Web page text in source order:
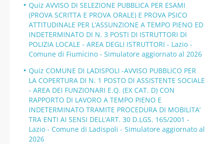
Quiz AVVISO DI SELEZIONE PUBBLICA PER ESAMI
(PROVA SCRITTA E PROVA ORALE) E PROVA PSICO
ATTITUDINALE PER L’ASSUNZIONE A TEMPO PIENO ED
INDETERMINATO DI N. 3 POSTI DI ISTRUTTORI DI
POLIZIA LOCALE - AREA DEGLI ISTRUTTORI - Lazio -
Comune di Fiumicino - Simulatore aggiornato al 2026
Quiz COMUNE DI LADISPOLI -AVVISO PUBBLICO PER
LA COPERTURA DI N. 1 POSTO DI ASSISTENTE SOCIALE
- AREA DEI FUNZIONARI E.Q. (EX CAT. D) CON
RAPPORTO DI LAVORO A TEMPO PIENO E
INDETERMINATO TRAMITE PROCEDURA DI MOBILITA’
TRA ENTI AI SENSI DELL’ART. 30 D.LGS. 165/2001 -
Lazio - Comune di Ladispoli - Simulatore aggiornato al
2026